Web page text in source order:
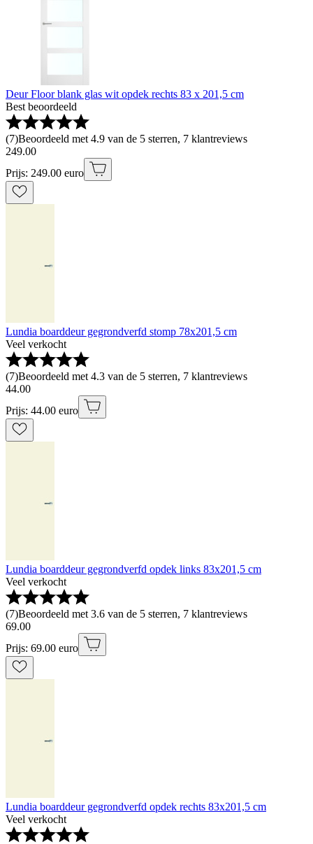
Deur Floor blank glas wit opdek rechts 83 x 201,5 cm
Best beoordeeld
(7)Beoordeeld met 4.9 van de 5 sterren, 7 klantreviews
249.00
Prijs: 249.00 euro
Lundia boarddeur gegrondverfd stomp 78x201,5 cm
Veel verkocht
(7)Beoordeeld met 4.3 van de 5 sterren, 7 klantreviews
44.00
Prijs: 44.00 euro
Lundia boarddeur gegrondverfd opdek links 83x201,5 cm
Veel verkocht
(7)Beoordeeld met 3.6 van de 5 sterren, 7 klantreviews
69.00
Prijs: 69.00 euro
Lundia boarddeur gegrondverfd opdek rechts 83x201,5 cm
Veel verkocht